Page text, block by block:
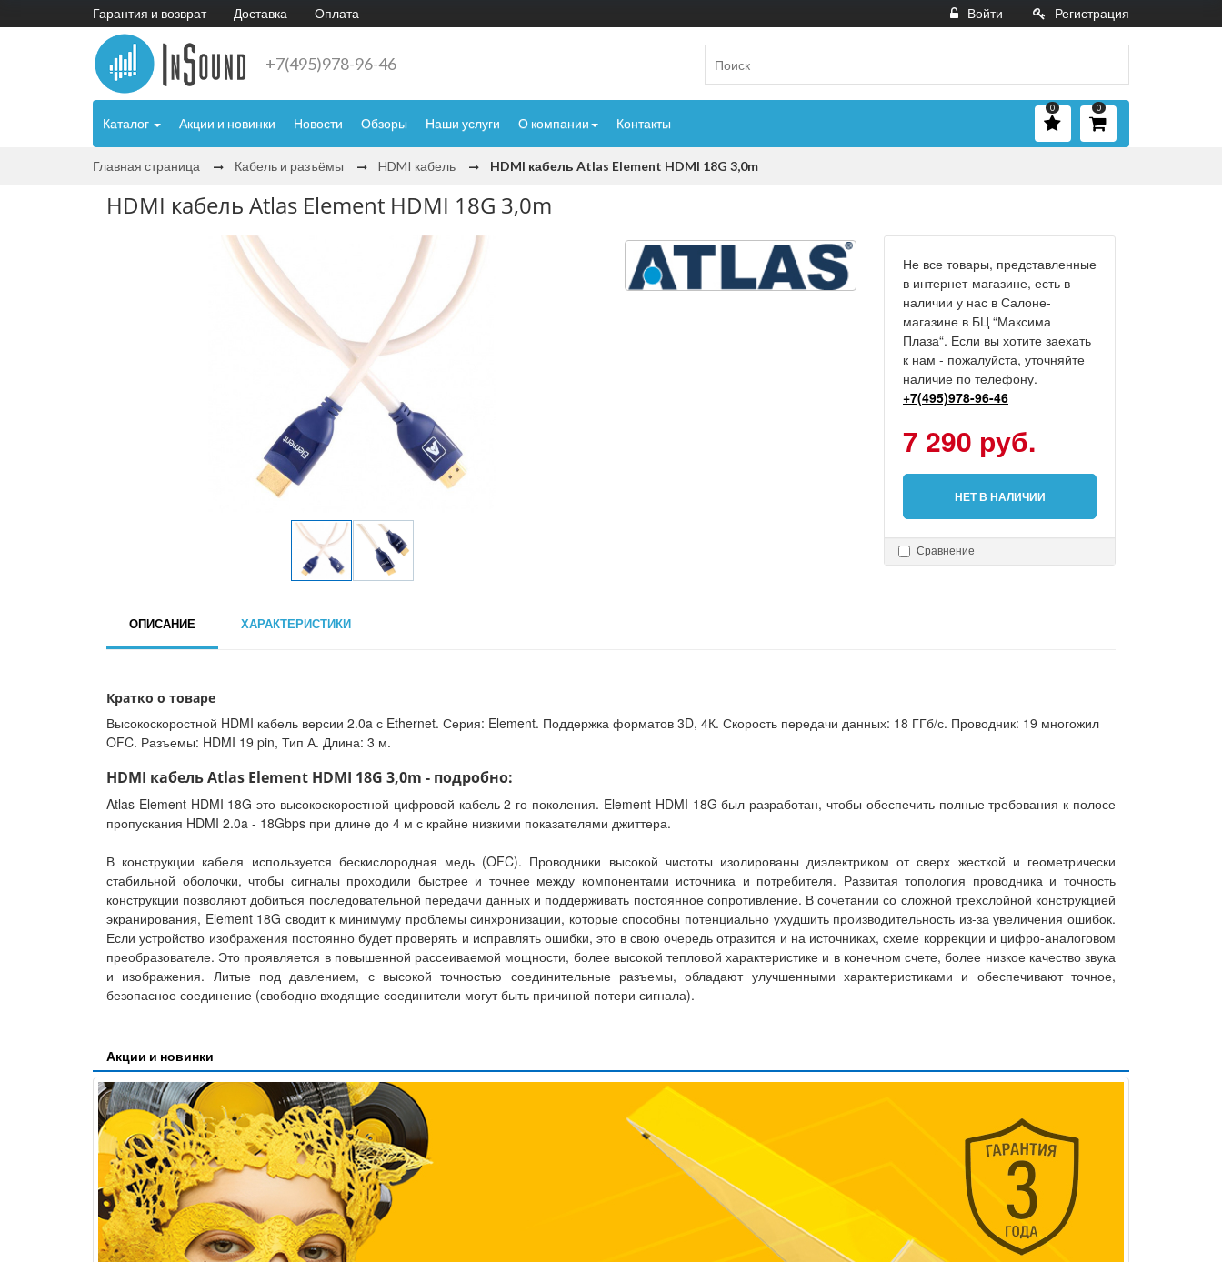
Гарантия и возврат Доставка Оплата Войти Регистрация
+7(495)978-96-46
Каталог Акции и новинки Новости Обзоры Наши услуги О компании Контакты
0
0
Главная страница Кабель и разъёмы HDMI кабель HDMI кабель Atlas Element HDMI 18G 3,0m
HDMI кабель Atlas Element HDMI 18G 3,0m
Не все товары, представленные
в интернет-магазине, есть в
наличии у нас в Салоне-
магазине в БЦ “Максима
Плаза“. Если вы хотите заехать
к нам - пожалуйста, уточняйте
наличие по телефону.
+7(495)978-96-46
7 290 руб.
НЕТ В НАЛИЧИИ
Сравнение
ОПИСАНИЕ ХАРАКТЕРИСТИКИ
Кратко о товаре
Высокоскоростной HDMI кабель версии 2.0a с Ethernet. Серия: Element. Поддержка форматов 3D, 4К. Скорость передачи данных: 18 ГГб/с. Проводник: 19 многожил
OFC. Разъемы: HDMI 19 pin, Тип А. Длина: 3 м.
HDMI кабель Atlas Element HDMI 18G 3,0m - подробно:
Atlas Element HDMI 18G это высокоскоростной цифровой кабель 2-го поколения. Element HDMI 18G был разработан, чтобы обеспечить полные требования к полосе
пропускания HDMI 2.0a - 18Gbps при длине до 4 м с крайне низкими показателями джиттера.
В конструкции кабеля используется бескислородная медь (OFC). Проводники высокой чистоты изолированы диэлектриком от сверх жесткой и геометрически
стабильной оболочки, чтобы сигналы проходили быстрее и точнее между компонентами источника и потребителя. Развитая топология проводника и точность
конструкции позволяют добиться последовательной передачи данных и поддерживать постоянное сопротивление. В сочетании со сложной трехслойной конструкцией
экранирования, Element 18G сводит к минимуму проблемы синхронизации, которые способны потенциально ухудшить производительность из-за увеличения ошибок.
Если устройство изображения постоянно будет проверять и исправлять ошибки, это в свою очередь отразится и на источниках, схеме коррекции и цифро-аналоговом
преобразователе. Это проявляется в повышенной рассеиваемой мощности, более высокой тепловой характеристике и в конечном счете, более низкое качество звука
и изображения. Литые под давлением, с высокой точностью соединительные разъемы, обладают улучшенными характеристиками и обеспечивают точное,
безопасное соединение (свободно входящие соединители могут быть причиной потери сигнала).
Акции и новинки